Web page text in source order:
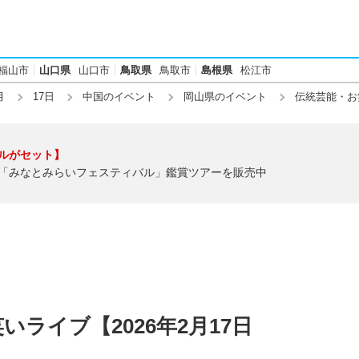
山市 山口県 山口市 鳥取県 鳥取市 島根県 松江市
17日 中国のイベント 岡山県のイベント 伝統芸能・
がセット】
みなとみらいフェスティバル」鑑賞ツアーを販売中
ライブ【2026年2月17日